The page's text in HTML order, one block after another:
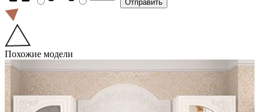
Похожие модели